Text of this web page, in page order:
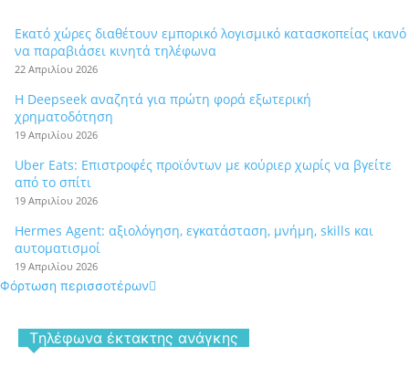
Εκατό χώρες διαθέτουν εμπορικό λογισμικό κατασκοπείας ικανό
να παραβιάσει κινητά τηλέφωνα
22 Απριλίου 2026
Η Deepseek αναζητά για πρώτη φορά εξωτερική
χρηματοδότηση
19 Απριλίου 2026
Uber Eats: Επιστροφές προϊόντων με κούριερ χωρίς να βγείτε
από το σπίτι
19 Απριλίου 2026
Hermes Agent: αξιολόγηση, εγκατάσταση, μνήμη, skills και
αυτοματισμοί
19 Απριλίου 2026
Φόρτωση περισσοτέρων
Tηλέφωνα έκτακτης ανάγκης